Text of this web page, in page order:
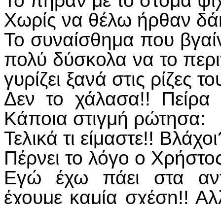
Χωρίς να θέλω ήρθαν
Το συναίσθημα που
πολύ δύσκολα να το
γυρίζει ξανά στις ρίζες
Δεν το χάλασα!! Πείρα
Κάποια στιγμή ρώτησα:
Τελικά τι είμαστε!!
Πέρνει το λόγο ο
Εγώ έχω πάει στα
έχουμε καμία σχέση!!